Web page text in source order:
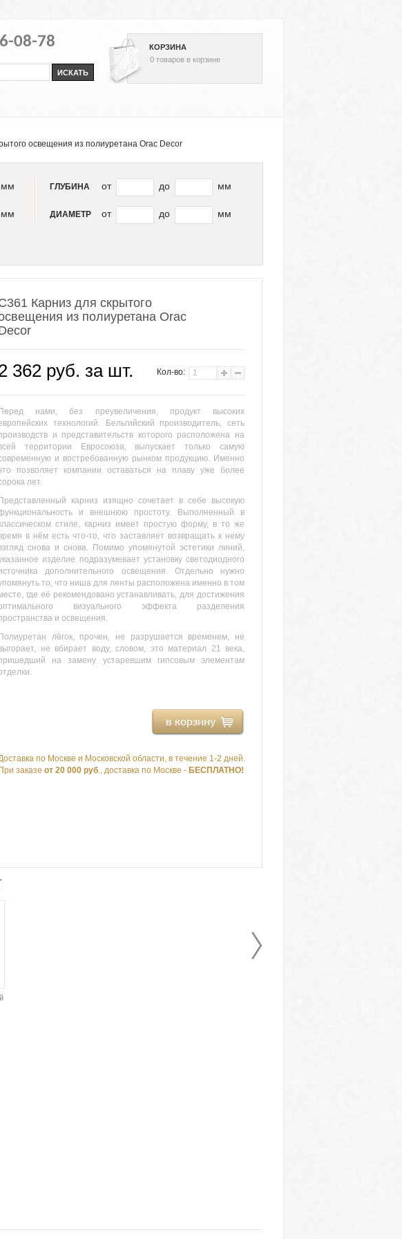
08-78
КОРЗИНА
0 товаров в корзине
освещения из полиуретана Orac Decor
мм
мм
ГЛУБИНА от до мм
ДИАМЕТР от до мм
Карниз для скрытого
из полиуретана Orac
Кол-во:
362 руб. за шт.
Перед нами, без преувеличения, продукт высоких
технологий. Бельгийский производитель, сеть
и представительств которого расположена на
территории Евросоюза, выпускает только самую
и востребованную рынком продукцию. Именно
позволяет компании оставаться на плаву уже более
лет.
Представленный карниз изящно сочетает в себе высокую
и внешнюю простоту. Выполненный в
стиле, карниз имеет простую форму, в то же
в нём есть что-то, что заставляет возвращать к нему
снова и снова. Помимо упомянутой эстетики линий,
изделие подразумевает установку светодиодного
дополнительного освещения. Отдельно нужно
то, что ниша для ленты расположена именно в том
где её рекомендовано устанавливать, для достижения
визуального эффекта разделения
и освещения.
Полиуретан лёгок, прочен, не разрушается временем, не
не вбирает воду, словом, это материал 21 века,
на замену устаревшим гипсовым элементам
по Москве и Московской области, в течение 1-2 дней.
При заказе от 20 000 руб., доставка по Москве - БЕСПЛАТНО!